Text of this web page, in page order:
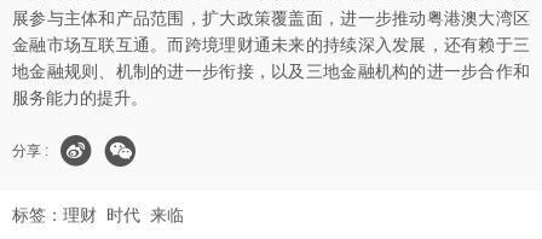
展参与主体和产品范围，扩大政策覆盖面，进一步推动粤港澳大湾区
金融市场互联互通。而跨境理财通未来的持续深入发展，还有赖于三
地金融规则、机制的进一步衔接，以及三地金融机构的进一步合作和
服务能力的提升。
分享 :
标签： 理财 时代 来临